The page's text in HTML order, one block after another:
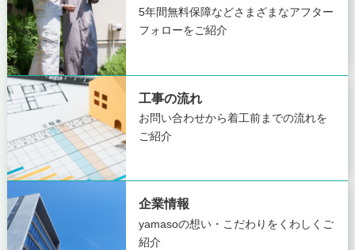
5年間無料保障などさまざまなアフター
フォローをご紹介
工事の流れ
お問い合わせから着工前までの流れを
ご紹介
企業情報
yamasoの想い・こだわりを くわしくご
紹介